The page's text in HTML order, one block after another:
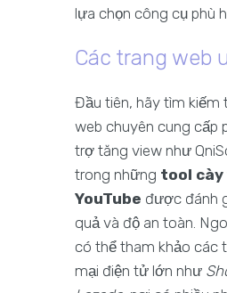
lựa chọn công cụ phù
Các trang web
Đầu tiên, hãy tìm kiếm
web chuyên cung cấp
trợ tăng view như
trong những tool cày
YouTube được đánh
quả và độ an toàn.
có thể tham khảo các
mại điện tử lớn như